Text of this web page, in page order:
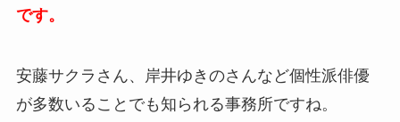
です。
安藤サクラさん、岸井ゆきのさんなど個性派俳優
が多数いることでも知られる事務所ですね。